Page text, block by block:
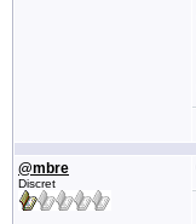
@mbre
Discret